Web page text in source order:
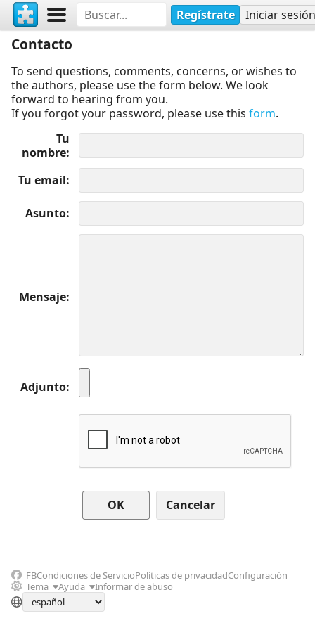
Regístrate Iniciar sesión
Contacto
To send questions, comments, concerns, or wishes to
the authors, please use the form below. We look
forward to hearing from you.
If you forgot your password, please use this form.
Tu
nombre
Tu email
Asunto
Mensaje
Adjunto
Cancelar
FBCondiciones de ServicioPolíticas de privacidadConfiguración
Tema
Ayuda Informar de abuso